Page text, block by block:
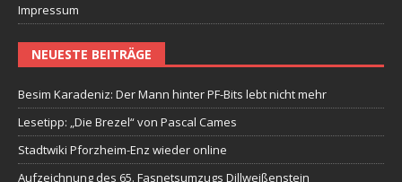
Impressum
NEUESTE BEITRÄGE
Besim Karadeniz: Der Mann hinter PF-Bits lebt nicht mehr
Lesetipp: „Die Brezel“ von Pascal Cames
Stadtwiki Pforzheim-Enz wieder online
Aufzeichnung des 65. Fasnetsumzugs Dillweißenstein